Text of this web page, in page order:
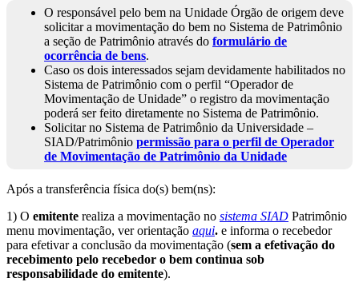
O responsável pelo bem na Unidade Órgão de origem deve
solicitar a movimentação do bem no Sistema de Patrimônio
a seção de Patrimônio através doformulário de
ocorrência de bens.
Caso os dois interessados sejam devidamente habilitados no
Sistema de Patrimônio com o perfil “Operador de
Movimentação de Unidade” o registro da movimentação
poderá ser feito diretamente no Sistema de Patrimônio.
Solicitar no Sistema de Patrimônio da Universidade –
SIAD/Patrimôniopermissão para o perfil de Operador
de Movimentação de Patrimônio da Unidade
Após a transferência física do(s) bem(ns):
1) O emitente realiza a movimentação no sistema SIAD Patrimônio
menu movimentação, ver orientação aqui. e informa o recebedor
para efetivar a conclusão da movimentação (sem a efetivação do
recebimento pelo recebedor o bem continua sob
responsabilidade do emitente).